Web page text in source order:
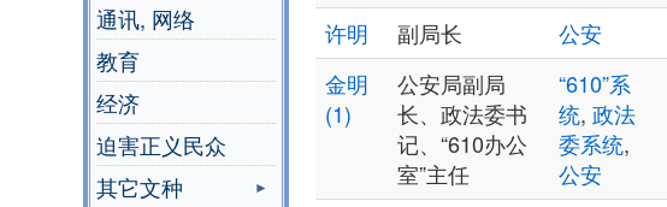
通讯, 网络
教育
经济
迫害正义民众
其它文种
许明 副局长
公安
金明
(1)
公安局副局
长、政法委书
记、“610办公
室”主任
“610”系
统, 政法
委系统,
公安